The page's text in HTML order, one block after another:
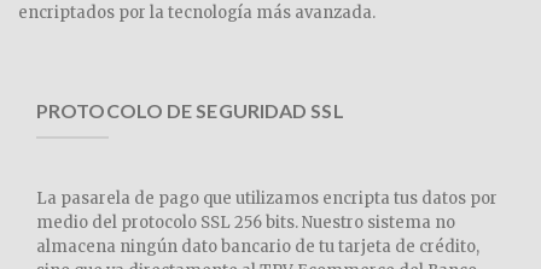
encriptados por la tecnología más avanzada.
PROTOCOLO DE SEGURIDAD SSL
La pasarela de pago que utilizamos encripta tus datos por
medio del protocolo SSL 256 bits. Nuestro sistema no
almacena ningún dato bancario de tu tarjeta de crédito,